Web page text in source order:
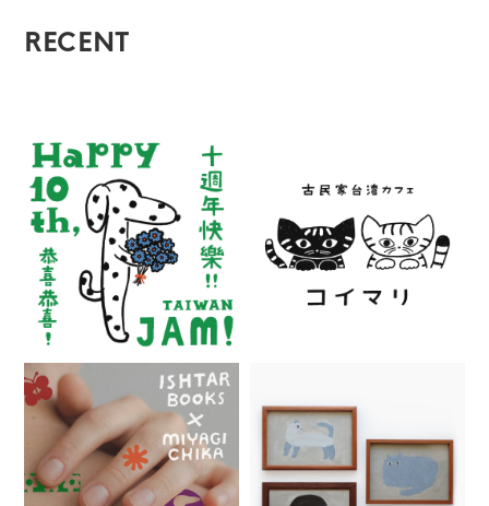
RECENT